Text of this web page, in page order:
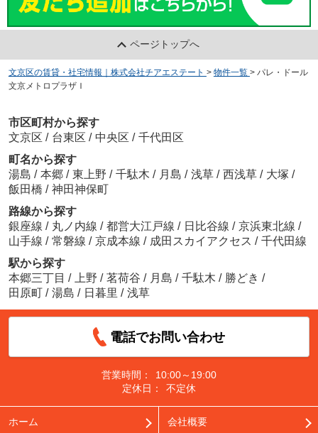
ページトップへ
文京区の賃貸・社宅情報｜株式会社チアエステート > 物件一覧 > パレ・ドール
文京メトロプラザＩ
市区町村から探す
文京区 / 台東区 / 中央区 / 千代田区
町名から探す
湯島 / 本郷 / 東上野 / 千駄木 / 月島 / 浅草 / 西浅草 / 大塚 /
飯田橋 / 神田神保町
路線から探す
銀座線 / 丸ノ内線 / 都営大江戸線 / 日比谷線 / 京浜東北線 /
山手線 / 常磐線 / 京成本線 / 成田スカイアクセス / 千代田線
駅から探す
本郷三丁目 / 上野 / 茗荷谷 / 月島 / 千駄木 / 勝どき /
田原町 / 湯島 / 日暮里 / 浅草
電話でお問い合わせ
営業時間：
10:00～19:00
定休日：
不定休
ホーム 会社概要